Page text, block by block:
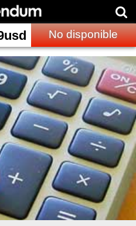
usd No disponible